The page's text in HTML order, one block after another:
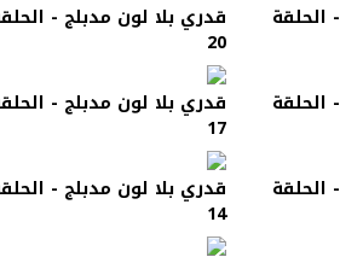
الحلقة قدري بلا لون مدبلج -
20
الحلقة قدري بلا لون مدبلج -
17
الحلقة قدري بلا لون مدبلج -
14